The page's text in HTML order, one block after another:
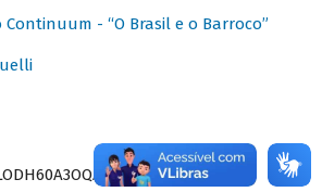
Continuum - “O Brasil e o Barroco”